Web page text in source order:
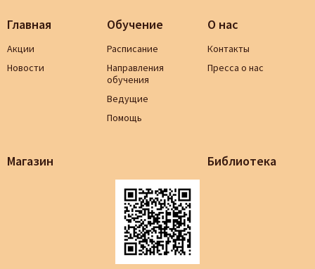
Главная
Акции
Новости
Обучение
Расписание
Направления
обучения
Ведущие
Помощь
О нас
Контакты
Пресса о нас
Магазин Библиотека